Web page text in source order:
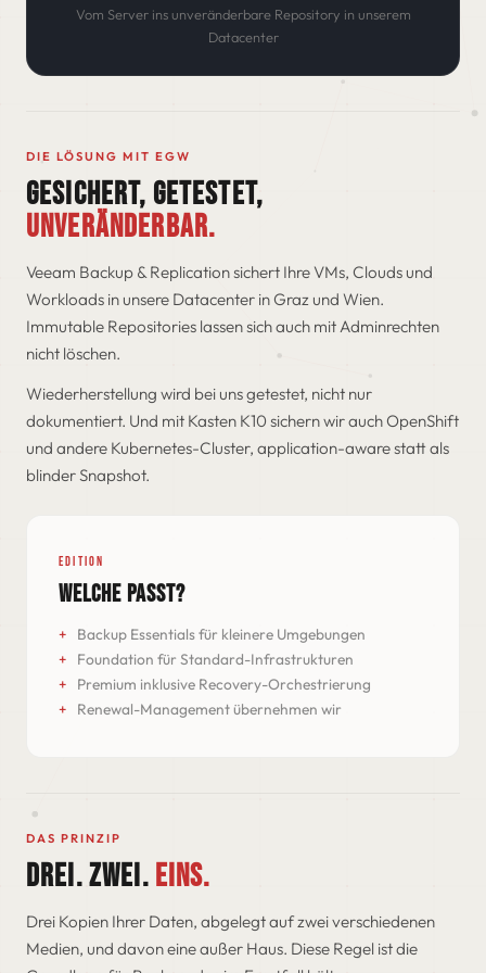
Vom Server ins unveränderbare Repository in unserem
Datacenter
DIE LÖSUNG MIT EGW
GESICHERT, GETESTET,
UNVERÄNDERBAR.
Veeam Backup & Replication sichert Ihre VMs, Clouds und
Workloads in unsere Datacenter in Graz und Wien.
Immutable Repositories lassen sich auch mit Adminrechten
nicht löschen.
Wiederherstellung wird bei uns getestet, nicht nur
dokumentiert. Und mit Kasten K10 sichern wir auch OpenShift
und andere Kubernetes-Cluster, application-aware statt als
blinder Snapshot.
EDITION
WELCHE PASST?
Backup Essentials für kleinere Umgebungen
Foundation für Standard-Infrastrukturen
Premium inklusive Recovery-Orchestrierung
Renewal-Management übernehmen wir
DAS PRINZIP
DREI. ZWEI. EINS.
Drei Kopien Ihrer Daten, abgelegt auf zwei verschiedenen
Medien, und davon eine außer Haus. Diese Regel ist die